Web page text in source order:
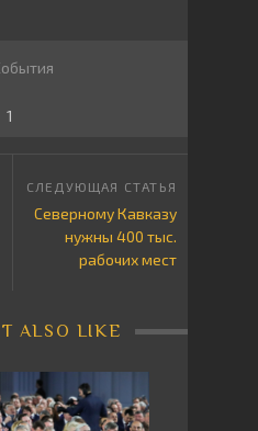
1
Северному Кавказу
нужны 400 тыс.
рабочих мест
ALSO LIKE